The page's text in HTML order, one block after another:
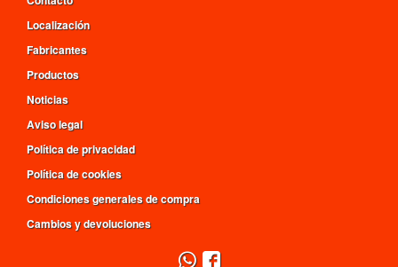
Localización
Fabricantes
Productos
Noticias
Aviso legal
Política de privacidad
Política de cookies
Condiciones generales de compra
Cambios y devoluciones